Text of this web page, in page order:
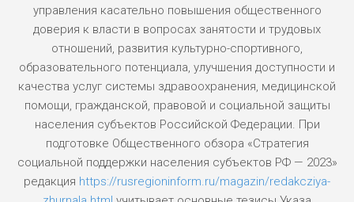
управления касательно повышения общественного
доверия к власти в вопросах занятости и трудовых
отношений, развития культурно-спортивного,
образовательного потенциала, улучшения доступности и
качества услуг системы здравоохранения, медицинской
помощи, гражданской, правовой и социальной защиты
населения субъектов Российской Федерации. При
подготовке Общественного обзора «Стратегия
социальной поддержки населения субъектов РФ — 2023»
редакция https://rusregioninform.ru/magazin/redakcziya-